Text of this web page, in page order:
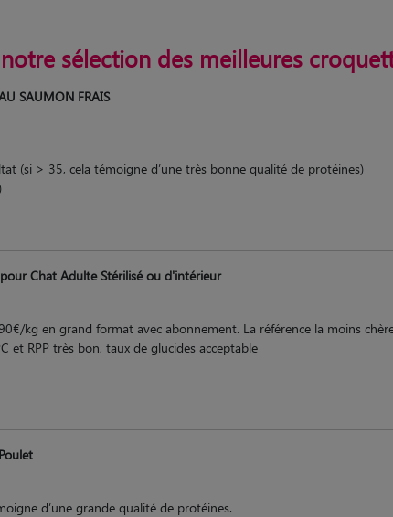
sélection des meilleures
SAUMON FRAIS
(si > 35, cela témoigne d’une très bonne qualité de protéines)
Chat Adulte Stérilisé ou d'intérieur
kg en grand format avec abonnement. La référence la moins
et RPP très bon, taux de glucides acceptable
d’une grande qualité de protéines.